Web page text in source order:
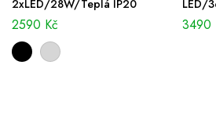
2xLED/28W/Teplá IP20
2590 Kč
LED/
3490